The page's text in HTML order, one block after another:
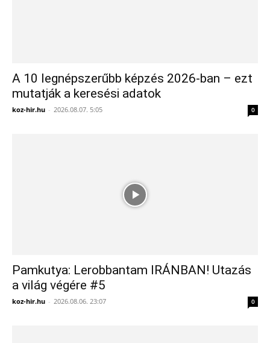
A 10 legnépszerűbb képzés 2026-ban – ezt
mutatják a keresési adatok
koz-hir.hu - 2026.08.07. 5:05 0
Pamkutya: Lerobbantam IRÁNBAN! Utazás
a világ végére #5
koz-hir.hu - 2026.08.06. 23:07 0